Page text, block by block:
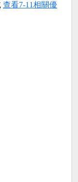
查看7-11相關優